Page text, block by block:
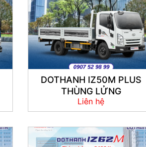
DOTHANH IZ50M PLUS
THÙNG LỬNG
Liên hệ